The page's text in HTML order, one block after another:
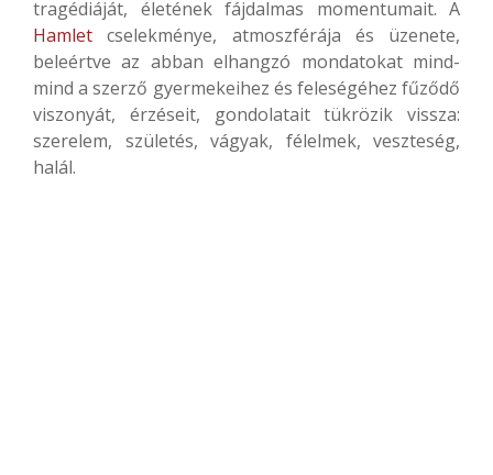
tragédiáját, életének fájdalmas momentumait. A
Hamlet cselekménye, atmoszférája és üzenete,
beleértve az abban elhangzó mondatokat mind-
mind a szerző gyermekeihez és feleségéhez fűződő
viszonyát, érzéseit, gondolatait tükrözik vissza:
szerelem, születés, vágyak, félelmek, veszteség,
halál.